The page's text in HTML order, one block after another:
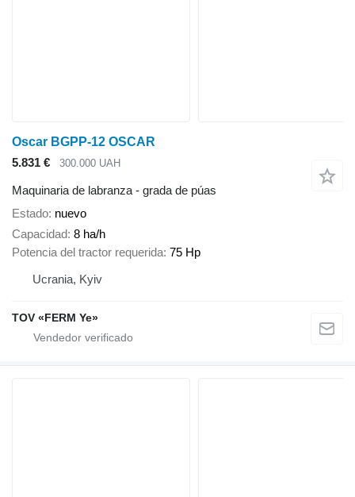
Oscar BGPP-12 OSCAR
5.831 €
300.000 UAH
Maquinaria de labranza - grada de púas
Estado nuevo
Capacidad 8 ha/h
Potencia del tractor requerida 75 Hp
Ucrania, Kyiv
TOV «FERM Ye»